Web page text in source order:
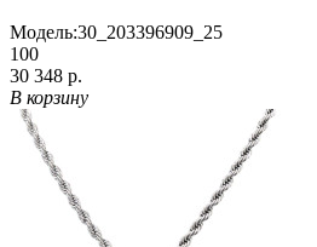
Модель:30_203396909_25
100
30 348 р.
В корзину